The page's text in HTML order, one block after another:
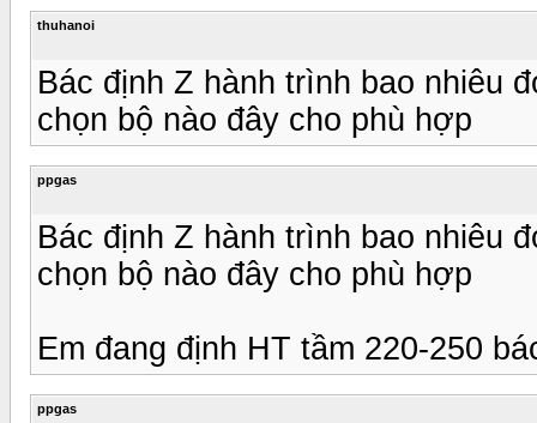
thuhanoi
Bác định Z hành trình bao nhiêu
chọn bộ nào đây cho phù hợp
ppgas
Bác định Z hành trình bao nhiêu
chọn bộ nào đây cho phù hợp
Em đang định HT tầm 220-250
ppgas